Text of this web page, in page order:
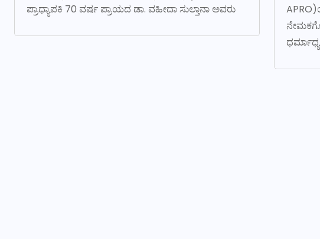
ಪ್ರಾಧ್ಯಾಪಕಿ 70 ವರ್ಷ ಪ್ರಾಯದ ಡಾ. ವಹೀದಾ ಸುಲ್ತಾನಾ ಅವರು